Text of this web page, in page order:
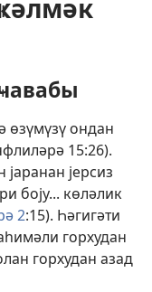
өзүмүзү ондан
15:26).
јерсиз
боју... көләлик
2:15). Һәгигәти
горхудан
горхудан азад